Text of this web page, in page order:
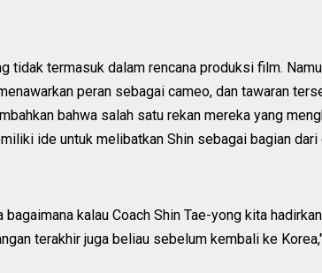
tidak termasuk dalam rencana produksi film.
peran sebagai cameo, dan tawaran
bahwa salah satu rekan mereka yang
ide untuk melibatkan Shin sebagai bagian dari
kalau Coach Shin Tae-yong kita
terakhir juga beliau sebelum kembali ke